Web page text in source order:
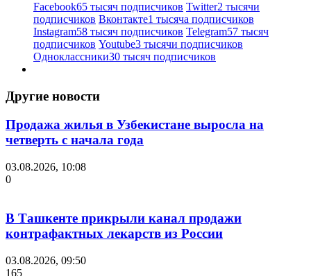
Facebook65 тысяч подписчиков Twitter2 тысячи
подписчиков Вконтакте1 тысяча подписчиков
Instagram58 тысяч подписчиков Telegram57 тысяч
подписчиков Youtube3 тысячи подписчиков
Одноклассники30 тысяч подписчиков
Другие новости
Продажа жилья в Узбекистане выросла на
четверть с начала года
03.08.2026, 10:08
0
В Ташкенте прикрыли канал продажи
контрафактных лекарств из России
03.08.2026, 09:50
165